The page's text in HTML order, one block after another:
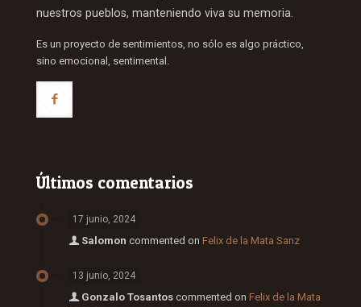
nuestros pueblos, manteniendo viva su memoria.
Es un proyecto de sentimientos, no sólo es algo práctico,
sino emocional, sentimental.
Últimos comentarios
17 junio, 2024
Salomon commented on Felix de la Mata Sanz
13 junio, 2024
Gonzalo Tosantos commented on Felix de la Mata